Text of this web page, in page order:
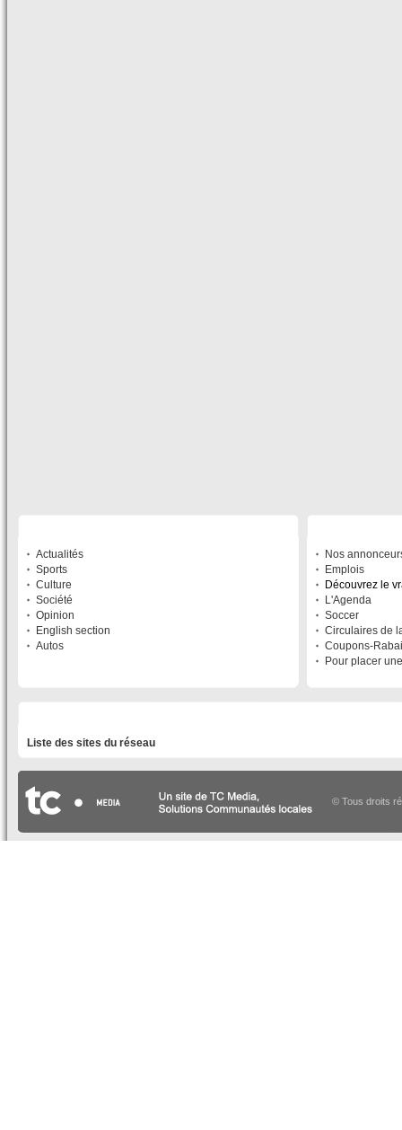
Actualités
Sports
Culture
Société
Opinion
English section
Autos
Nos
Emplois
Découvrez le
L'Agenda
Soccer
Circulaires de
Coupons-
Pour placer
Liste des sites du réseau
© Tous droits